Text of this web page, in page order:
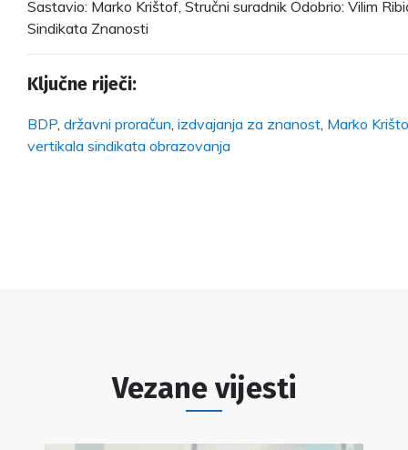
Sastavio: Marko Krištof, Stručni suradnik Odobrio: Vilim
Sindikata Znanosti
Ključne riječi:
BDP, državni proračun, izdvajanja za znanost, Marko
vertikala sindikata obrazovanja
Vezane vijesti